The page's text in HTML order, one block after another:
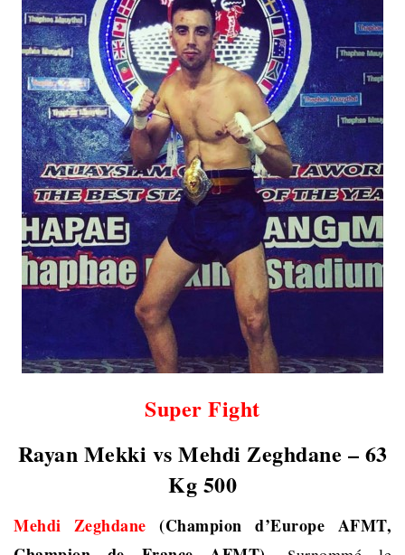
Super Fight
Rayan Mekki vs Mehdi Zeghdane – 63
Kg 500
Mehdi Zeghdane(Champion d’Europe AFMT,